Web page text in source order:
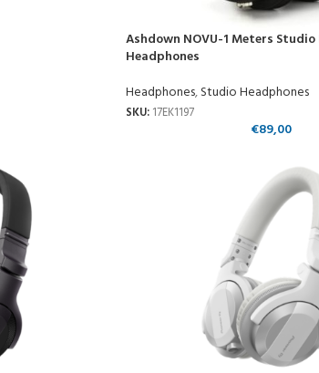
Ashdown NOVU-1 Meters Studio
Headphones
Headphones,Studio Headphones
SKU: 17EK1197
€89,00